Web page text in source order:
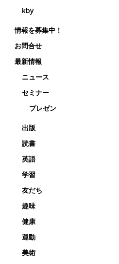
kby
情報を募集中！
お問合せ
最新情報
ニュース
セミナー
プレゼン
出版
読書
英語
学習
友だち
趣味
健康
運動
美術